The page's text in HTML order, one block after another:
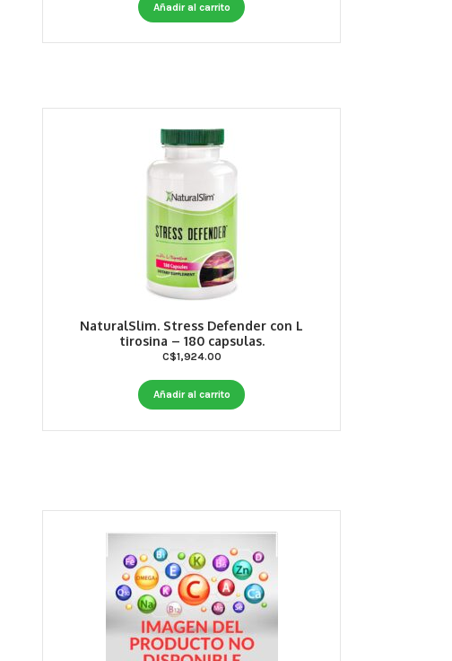
Añadir al carrito
NaturalSlim. Stress Defender con L
tirosina – 180 capsulas.
C$1,924.00
Añadir al carrito